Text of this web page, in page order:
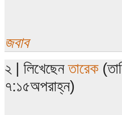
জবাব
২ | লিখেছেনতারেক
৭:১৫অপরাহ্ন)